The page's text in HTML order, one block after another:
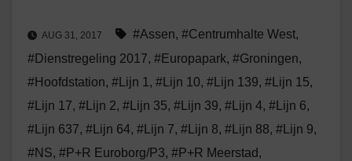
AUG 31, 2017 #Assen, #Centrumhalte West,
#Dienstregeling 2017, #Europapark, #Groningen,
#Hoofdstation, #Lijn 1 , #Lijn 10, #Lijn 139, #Lijn 15,
#Lijn 17, #Lijn 2, #Lijn 35, #Lijn 39, #Lijn 4, #Lijn 6,
#Lijn 637, #Lijn 64, #Lijn 7, #Lijn 8, #Lijn 88, #Lijn 9,
#NS, #P+R Euroborg/P3, #P+R Meerstad ,